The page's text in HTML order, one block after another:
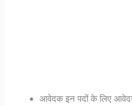
आवेदक इन पदों के लिए